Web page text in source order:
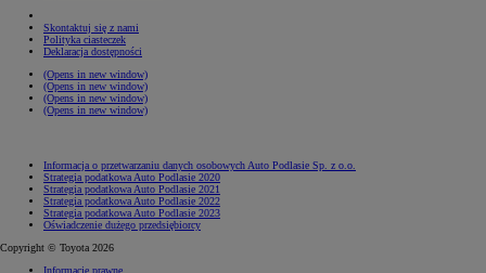
Skontaktuj się z nami
Polityka ciasteczek
Deklaracja dostępności
(Opens in new window)
(Opens in new window)
(Opens in new window)
(Opens in new window)
Informacja o przetwarzaniu danych osobowych Auto Podlasie Sp. z o.o.
Strategia podatkowa Auto Podlasie 2020
Strategia podatkowa Auto Podlasie 2021
Strategia podatkowa Auto Podlasie 2022
Strategia podatkowa Auto Podlasie 2023
Oświadczenie dużego przedsiębiorcy
Copyright © Toyota 2026
Informacje prawne